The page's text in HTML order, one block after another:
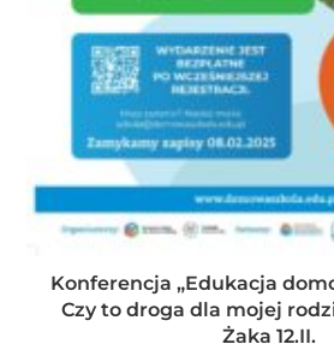
Konferencja „Edukacja
Czy to droga dla mojej
Żaka 12.II.